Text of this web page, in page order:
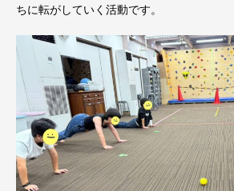
ちに転がしていく活動です。